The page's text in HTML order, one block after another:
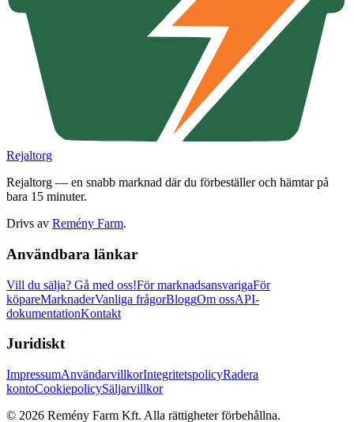
Rejaltorg
Rejaltorg — en snabb marknad där du förbeställer och hämtar på
bara 15 minuter.
Drivs av Remény Farm.
Användbara länkar
Vill du sälja? Gå med oss!För marknadsansvarigaFör
köpareMarknaderVanliga frågorBloggOm ossAPI-
dokumentationKontakt
Juridiskt
ImpressumAnvändarvillkorIntegritetspolicyRadera
kontoCookiepolicySäljarvillkor
© 2026 Remény Farm Kft. Alla rättigheter förbehållna.